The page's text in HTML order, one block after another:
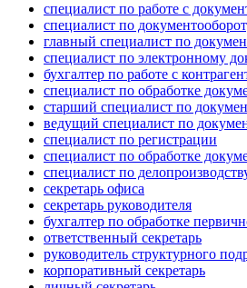
специалист по работе с
специалист по
главный специалист по
специалист по электронному
бухгалтер по работе с
специалист по обработке
старший специалист по
ведущий специалист по
специалист по регистрации
специалист по обработке
специалист по
секретарь офиса
секретарь руководителя
бухгалтер по обработке
ответственный секретарь
руководитель структурного
корпоративный секретарь